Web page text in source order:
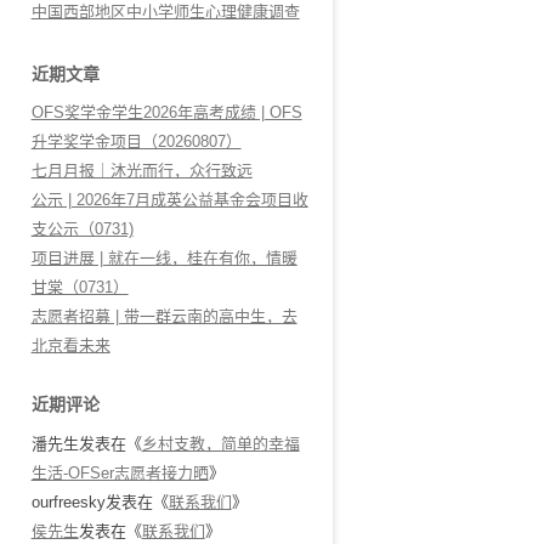
中国西部地区中小学师生心理健康调查
近期文章
OFS奖学金学生2026年高考成绩 | OFS
升学奖学金项目（20260807）
七月月报｜沐光而行，众行致远
公示 | 2026年7月成英公益基金会项目收
支公示（0731)
项目进展 | 就在一线，桂在有你，情暖
甘棠（0731）
志愿者招募 | 带一群云南的高中生，去
北京看未来
近期评论
潘先生发表在《乡村支教，简单的幸福
生活-OFSer志愿者接力晒》
ourfreesky发表在《联系我们 》
侯先生发表在《联系我们 》